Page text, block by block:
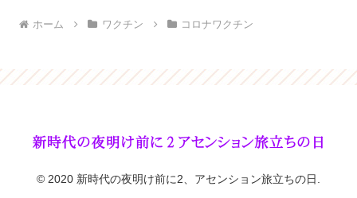
ホーム ワクチン コロナワクチン
© 2020 新時代の夜明け前に2、アセンション旅立ちの日.